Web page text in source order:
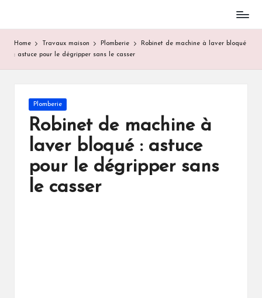
content
Home Travaux maison Plomberie
Robinet de machine à laver bloqué
: astuce pour le dégripper sans le casser
Posted
in
Plomberie
Robinet de machine à
laver bloqué : astuce
pour le dégripper sans
le casser